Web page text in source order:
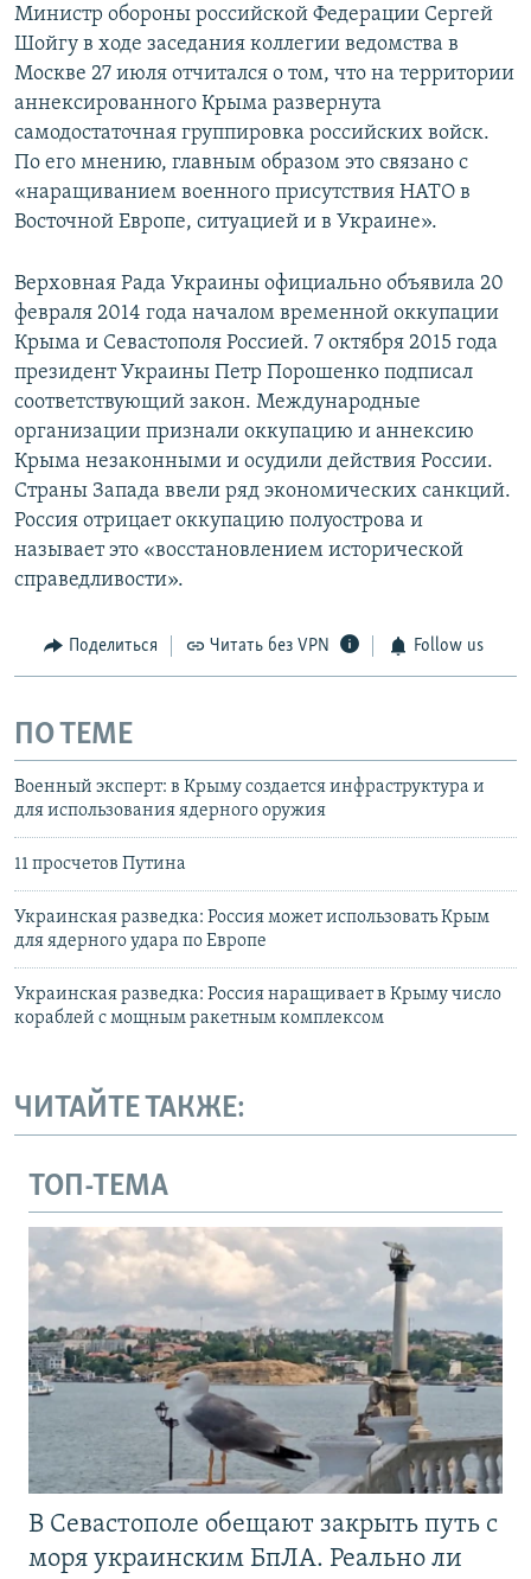
Министр обороны российской Федерации Сергей
Шойгу в ходе заседания коллегии ведомства в
Москве 27 июля отчитался о том, что на территории
аннексированного Крыма развернута
самодостаточная группировка российских войск.
По его мнению, главным образом это связано с
«наращиванием военного присутствия НАТО в
Восточной Европе, ситуацией и в Украине».
Верховная Рада Украины официально объявила 20
февраля 2014 года началом временной оккупации
Крыма и Севастополя Россией. 7 октября 2015 года
президент Украины Петр Порошенко подписал
соответствующий закон. Международные
организации признали оккупацию и аннексию
Крыма незаконными и осудили действия России.
Страны Запада ввели ряд экономических санкций.
Россия отрицает оккупацию полуострова и
называет это «восстановлением исторической
справедливости».
Поделиться Читать без VPN Follow us
ПО ТЕМЕ
Военный эксперт: в Крыму создается инфраструктура и
для использования ядерного оружия
11 просчетов Путина
Украинская разведка: Россия может использовать Крым
для ядерного удара по Европе
Украинская разведка: Россия наращивает в Крыму число
кораблей с мощным ракетным комплексом
ЧИТАЙТЕ ТАКЖЕ:
ТОП-ТЕМА
В Севастополе обещают закрыть путь с
моря украинским БпЛА. Реально ли